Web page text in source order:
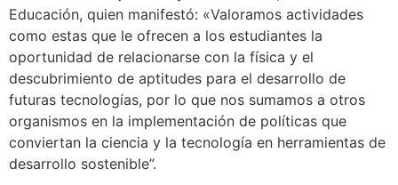
Educación, quien manifestó: «Valoramos actividades
como estas que le ofrecen a los estudiantes la
oportunidad de relacionarse con la física y el
descubrimiento de aptitudes para el desarrollo de
futuras tecnologías, por lo que nos sumamos a otros
organismos en la implementación de políticas que
conviertan la ciencia y la tecnología en herramientas de
desarrollo sostenible”.